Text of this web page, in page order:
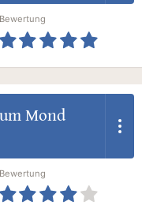
Bewertung
Mond
Bewertung